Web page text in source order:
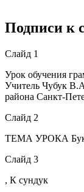
Подписи к
Слайд 1
Урок обучения
Учитель Чубук
района Санкт-
Слайд 2
ТЕМА УРОКА
Слайд 3
, К сундук